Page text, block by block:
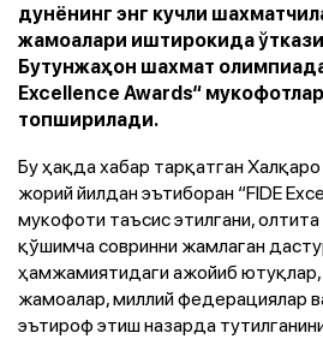
дунёнинг энг кучли
жамоалари иштирокида
Бутунжаҳон шахмат
Excellence Awards“
топширилади.
Бу ҳақда хабар тарқатган
жорий йилдан эътиборан “FIDE
мукофоти таъсис этилгани,
қўшимча совринни жамлаган
ҳамжамиятидаги ажойиб
жамоалар, миллий федерациялар
эътироф этиш назарда